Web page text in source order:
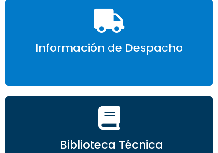
Información de Despacho
Biblioteca Técnica